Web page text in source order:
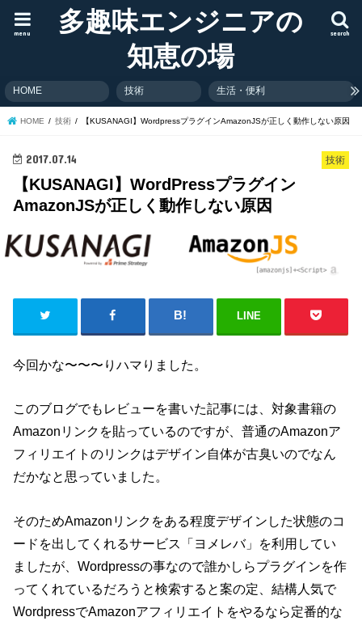
多趣味エンジニアの
知恵の場
search
menu
HOME 技術 生活・便利
HOME 技術 【KUSANAGI】WordpressプラグインAmazonJSが正しく動作しない原因
技術
2017.07.14
【KUSANAGI】WordPressプラグイン
AmazonJSが正しく動作しない原因
LINE
今回かな〜〜〜りハマりました。
このブログでもレビューを書いた記事には、対象書籍の
Amazonリンクを貼っているのですが、普通のAmazonア
フィリエイトのリンクはデザイン自体が古臭いのでなん
だかなと思っていました。
そのためAmazonリンクをある程度デザインした状態のコ
ードを出してくれるサービス「ヨメレバ」を利用してい
ましたが、Wordpressの事なので誰かしらプラグインを作
ってくれているだろうと検索すると案の定、結構人気で
WordpressでAmazonアフィリエイトをやるなら定番的な